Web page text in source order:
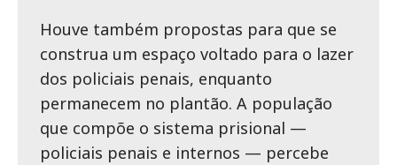
Houve também propostas para que se
construa um espaço voltado para o lazer
dos policiais penais, enquanto
permanecem no plantão. A população
que compõe o sistema prisional —
policiais penais e internos — percebe